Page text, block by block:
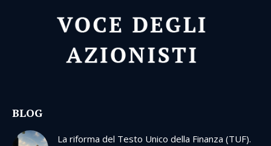
BLOG
La riforma del Testo Unico della Finanza (TUF).